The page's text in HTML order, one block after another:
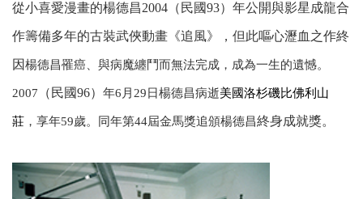
從小喜愛漫畫的楊德昌2004（民國93）年公開與影星成龍合
作籌備多年的古裝武俠動畫《追風》，但此嘔心瀝血之作終
因楊德昌罹癌、與病魔纏鬥而無法完成，成為一生的遺憾。
2007 （民國96） 年6月29日楊德昌病逝美國洛杉磯比佛利山
莊 ，享年59歲。同年第44屆金馬獎追頒楊德昌終身成就獎。